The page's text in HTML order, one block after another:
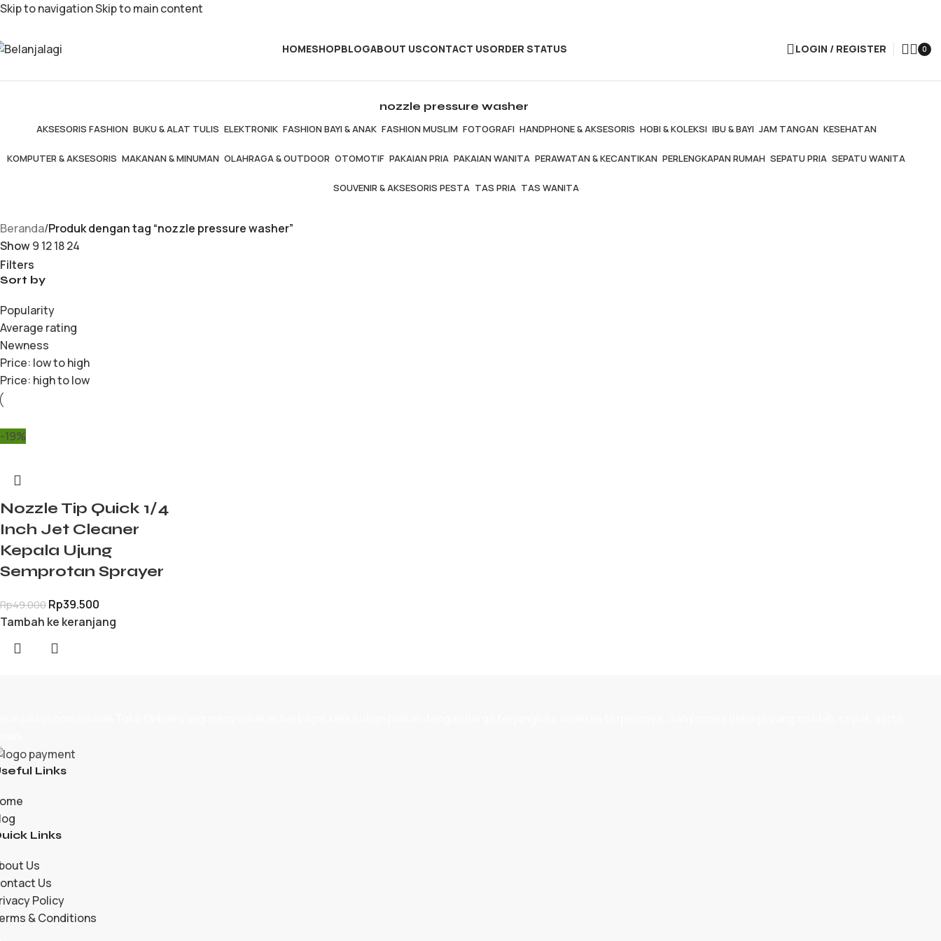
Skip to navigationSkip to main content
HOMESHOPBLOGABOUT USCONTACT USORDER STATUS LOGIN / REGISTER 0
nozzle pressure washer
AKSESORIS FASHION BUKU & ALAT TULIS ELEKTRONIK FASHION BAYI & ANAK FASHION MUSLIM FOTOGRAFI HANDPHONE & AKSESORIS HOBI & KOLEKSI IBU & BAYI JAM TANGAN KESEHATAN
KOMPUTER & AKSESORIS MAKANAN & MINUMAN OLAHRAGA & OUTDOOR OTOMOTIF PAKAIAN PRIA PAKAIAN WANITA PERAWATAN & KECANTIKAN PERLENGKAPAN RUMAH SEPATU PRIA SEPATU WANITA
SOUVENIR & AKSESORIS PESTA TAS PRIA TAS WANITA
Beranda/Produk dengan tag “nozzle pressure washer”
Show9 121824
Filters
Sort by
Popularity
Average rating
Newness
Price: low to high
Price: high to low
-19%
Nozzle Tip Quick 1/4
Inch Jet Cleaner
Kepala Ujung
Semprotan Sprayer
Rp49.000 Rp39.500
Tambah ke keranjang
Links
Links
Us
Us
Policy
& Conditions